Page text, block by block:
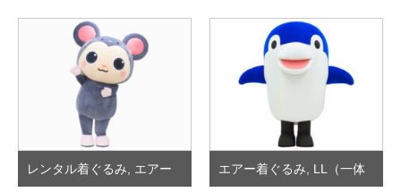
レンタル着ぐるみ エアー エアー着ぐるみ LL（一体